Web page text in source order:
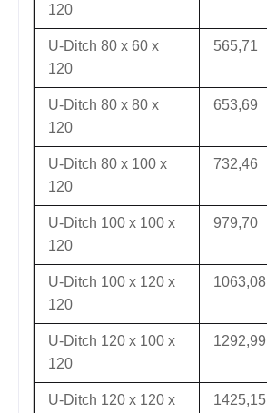
120
U-Ditch 80 x 60 x
120
565,71
U-Ditch 80 x 80 x
120
653,69
U-Ditch 80 x 100 x
120
732,46
U-Ditch 100 x 100 x
120
979,70
U-Ditch 100 x 120 x
120
1063,08
U-Ditch 120 x 100 x
120
1292,99
U-Ditch 120 x 120 x
1425,15